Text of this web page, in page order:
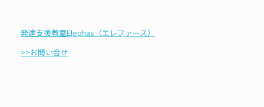
発達支援教室Elephas（エレファース）
>>お問い合せ